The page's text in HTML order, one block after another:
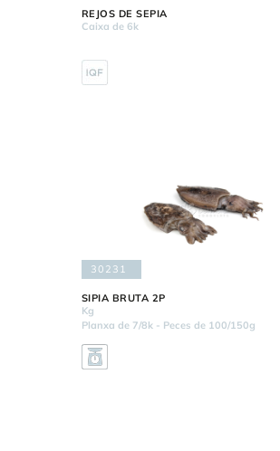
REJOS DE SEPIA
Caixa de 6k
30231
SIPIA BRUTA 2P
Kg
Planxa de 7/8k - Peces de 100/150g